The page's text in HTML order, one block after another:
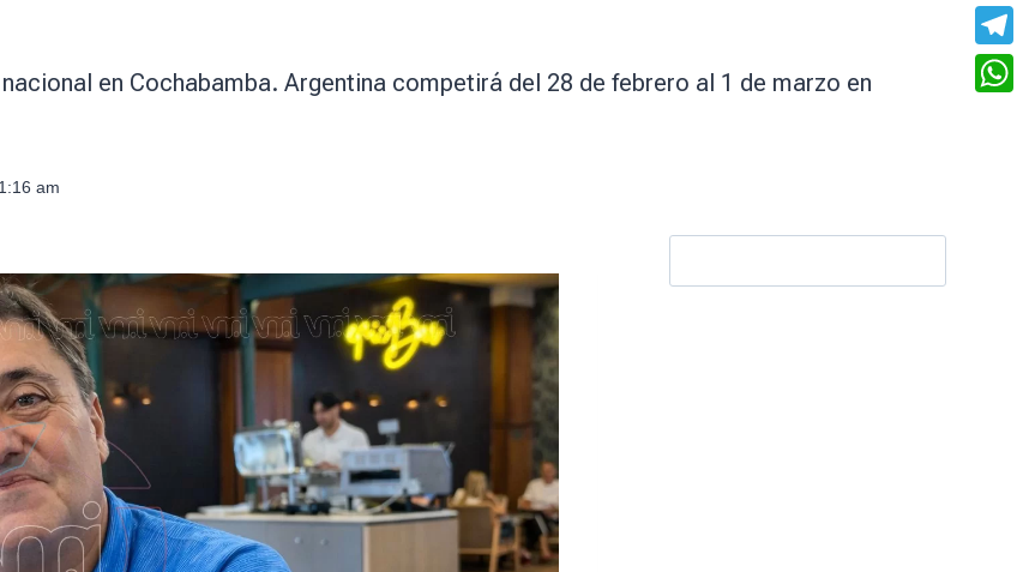
en Cochabamba. Argentina competirá del 28 de febrero al 1 de marzo en
am
X